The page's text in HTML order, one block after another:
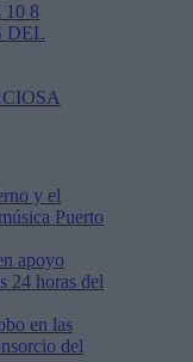
y el
Puerto
apoyo
24 horas del
en las
del